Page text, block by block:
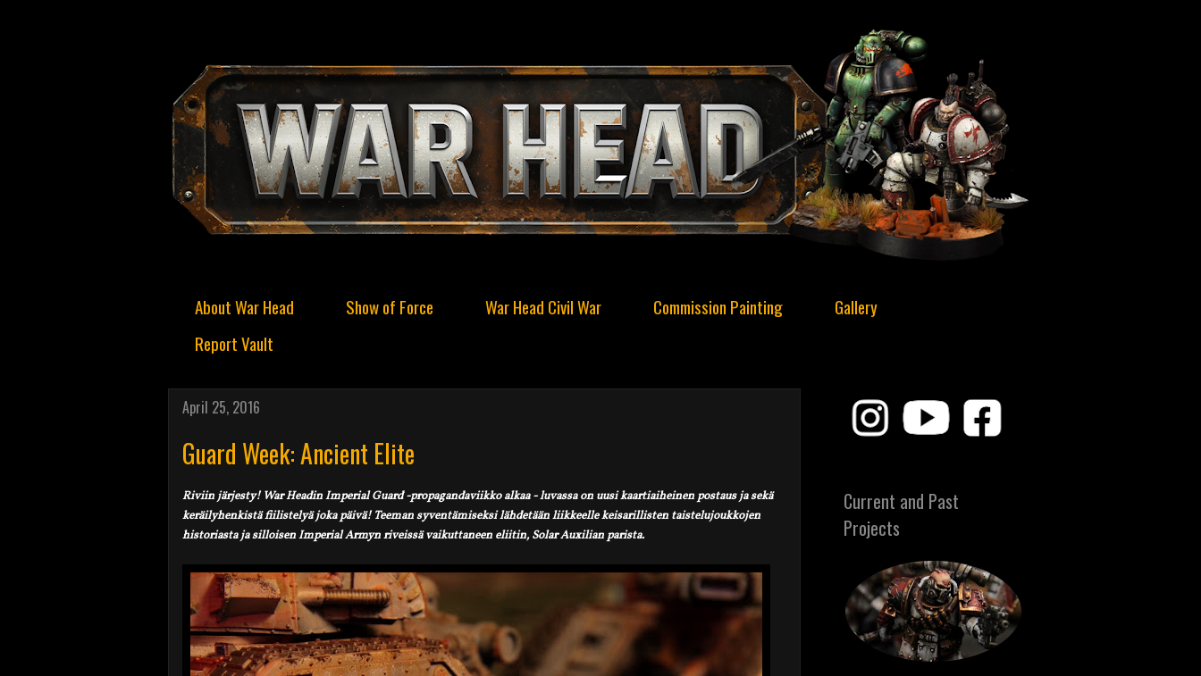
About War Head Show of Force War Head Civil War Commission Painting
Gallery
Report Vault
April 25, 2016
Guard Week: Ancient Elite
Riviin järjesty! War Headin Imperial Guard -propagandaviikko alkaa - luvassa on uusi kaartiaiheinen postaus ja sekä
keräilyhenkistä fiilistelyä joka päivä! Teeman syventämiseksi lähdetään liikkeelle keisarillisten taistelujoukkojen
historiasta ja silloisen Imperial Armyn riveissä vaikuttaneen eliitin, Solar Auxilian parista.
Current and Past
Projects